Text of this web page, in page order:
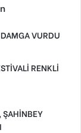
VURDU
RENKLİ
ŞAHİNBEY